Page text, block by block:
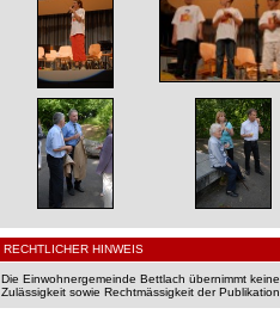
RECHTLICHER HINWEIS
Die Einwohnergemeinde Bettlach übernimmt
Zulässigkeit sowie Rechtmässigkeit der